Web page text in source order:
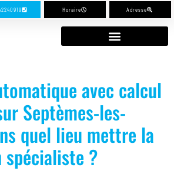
Horaire Adresse
avec calcul
Septèmes-les-
quel lieu mettre la
spécialiste ?